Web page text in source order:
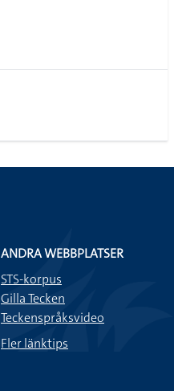
ANDRA WEBBPLATSER
STS-korpus
Gilla Tecken
Teckenspråksvideo
Fler länktips